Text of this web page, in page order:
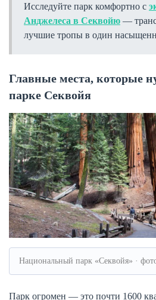
Исследуйте парк комфортно с
Анджелеса в Секвойю —
лучшие тропы в один
Главные места, которые
парке Секвойя
Национальный парк «Секвойя» ·
Парк огромен — это почти 1600